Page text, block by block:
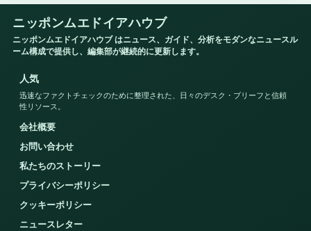
ニッポンムエドイアハウブ
ニッポンムエドイアハウブ はニュース、ガイド、分析をモダンなニュースル
ーム構成で提供し、編集部が継続的に更新します。
人気
迅速なファクトチェックのために整理された、日々のデスク・ブリーフと信頼
性リソース。
会社概要
お問い合わせ
私たちのストーリー
プライバシーポリシー
クッキーポリシー
ニュースレター